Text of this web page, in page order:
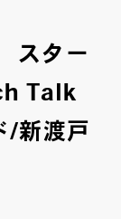
スター
Talk
新渡戸